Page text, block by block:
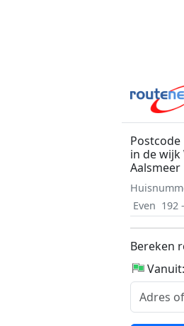
in de wijk
Aalsmeer
Even 192
Bereken
Vanuit: